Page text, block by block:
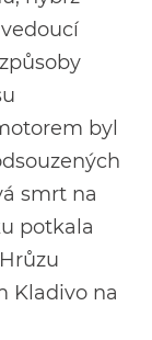
byl
smrt na
potkala
Kladivo na